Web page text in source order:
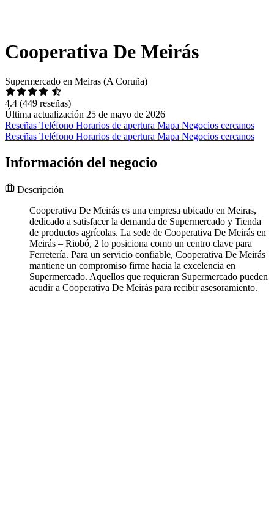
Cooperativa De Meirás
Supermercado en Meiras (A Coruña)
4.4 (449 reseñas)
Última actualización 25 de mayo de 2026
Reseñas Teléfono Horarios de apertura Mapa Negocios cercanos
Reseñas Teléfono Horarios de apertura Mapa Negocios cercanos
Información del negocio
Descripción
Cooperativa De Meirás es una empresa ubicado en Meiras,
dedicado a satisfacer la demanda de Supermercado y Tienda
de productos agrícolas. La sede de Cooperativa De Meirás en
Meirás – Riobó, 2 lo posiciona como un centro clave para
Ferretería. Para un servicio confiable, Cooperativa De Meirás
mantiene un compromiso firme hacia la excelencia en
Supermercado. Aquellos que requieran Supermercado pueden
acudir a Cooperativa De Meirás para recibir asesoramiento.